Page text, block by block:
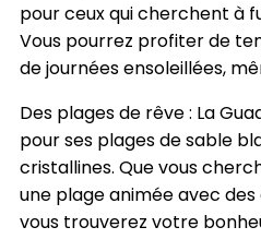
pour ceux qui cherchent à
Vous pourrez profiter de
de journées ensoleillées,
Des plages de rêve : La
pour ses plages de sable
cristallines. Que vous
une plage animée avec
vous trouverez votre